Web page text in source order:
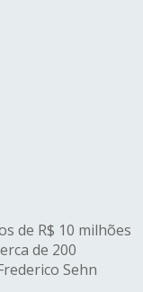
de R$ 10 milhões
de 200
Sehn